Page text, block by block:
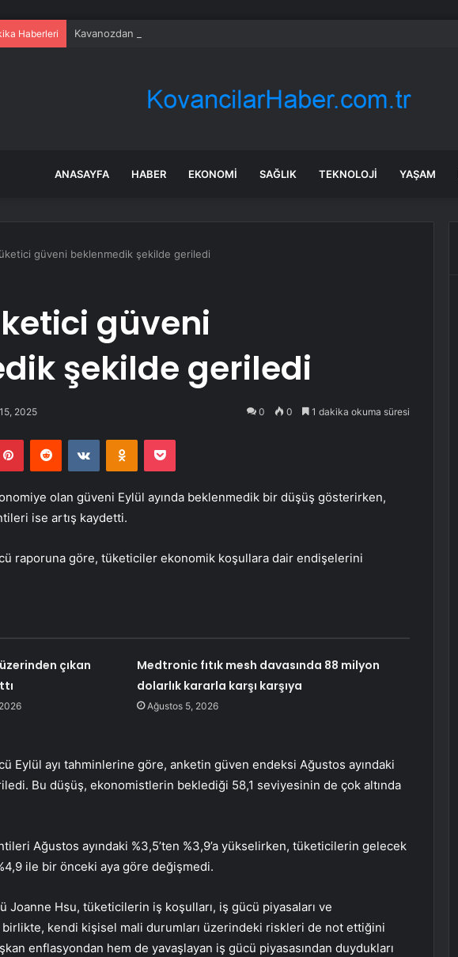
Haberleri Kavanozdan çıkan madeni para 39 milyon lira kazandırdı
ANASAYFA HABER EKONOMI SAĞLIK TEKNOLOJI YAŞAM
güveni beklenmedik şekilde geriledi
güveni
şekilde geriledi
2025 0 0 1 dakika okuma süresi
PinterestReddit VKontakteOdnoklassniki
Pocket
olan güveni Eylül ayında beklenmedik bir düşüş gösterirken,
ise artış kaydetti.
raporuna göre, tüketiciler ekonomik koşullara dair endişelerini
çıkan
Medtronic fıtık mesh davasında 88 milyon
dolarlık kararla karşı karşıya
Ağustos 5, 2026
Eylül ayı tahminlerine göre, anketin güven endeksi Ağustos ayındaki
Bu düşüş, ekonomistlerin beklediği 58,1 seviyesinin de çok altında
Ağustos ayındaki %3,5’ten %3,9’a yükselirken, tüketicilerin gelecek
ile bir önceki aya göre değişmedi.
Hsu, tüketicilerin iş koşulları, iş gücü piyasaları ve
kendi kişisel mali durumları üzerindeki riskleri de not ettiğini
enflasyondan hem de yavaşlayan iş gücü piyasasından duydukları